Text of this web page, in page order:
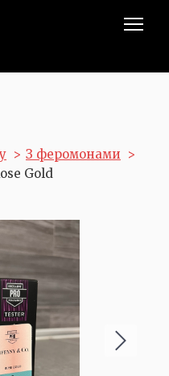
З феромонами
Gold